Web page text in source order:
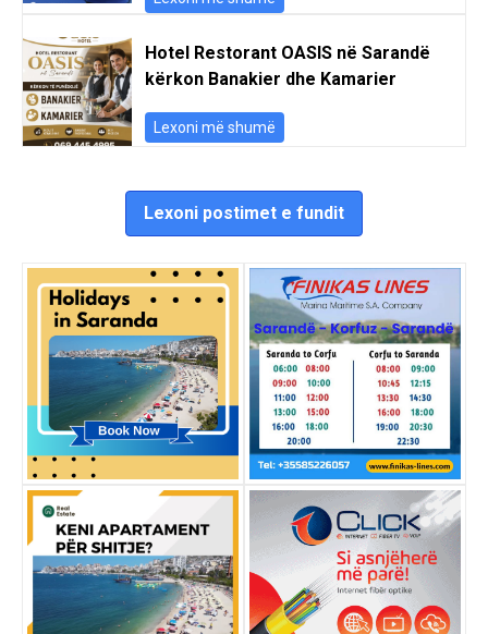
Hotel Restorant OASIS në Sarandë
kërkon Banakier dhe Kamarier
Lexoni më shumë
Lexoni postimet e fundit